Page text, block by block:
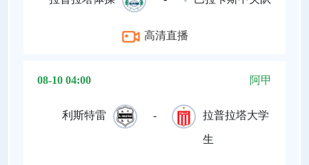
高清直播
08-10 04:00 阿甲
利斯特雷 - 拉普拉塔大学
生